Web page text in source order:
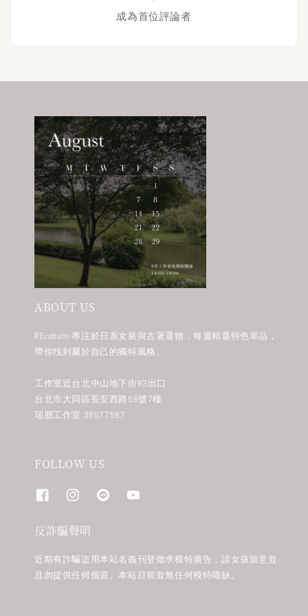
成為首位評論者
ABOUT US
REreburn 專注於日系女裝與古著選物，每週精選特色單品，
帶你找到屬於自己的獨特風格。
工作室近台北中山地下街R3出口
台北市大同區長安西路58號7樓
瑞朋工作室 38577587
FOLLOW US
反詐騙聲明
近期有詐騙盜用本站名義刊登徵求模特廣告，請女孩留意並
且勿提供任何個資。本站目前並無任何模特職缺。